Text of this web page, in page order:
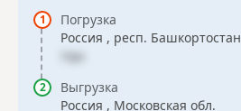
Погрузка
Россия , респ. Башкортостан
Уфа
Выгрузка
Россия , Московская обл.